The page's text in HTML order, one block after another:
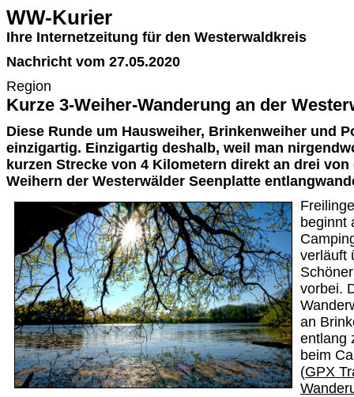
WW-Kurier
Ihre Internetzeitung für den Westerwaldkreis
Nachricht vom 27.05.2020
Region
Kurze 3-Weiher-Wanderung an der
Diese Runde um Hausweiher, Brinkenweiher und
einzigartig. Einzigartig deshalb, weil man
kurzen Strecke von 4 Kilometern direkt an drei
Weihern der Westerwälder Seenplatte
beginnt
verläuft
vorbei.
an
entlang
beim
(GPX